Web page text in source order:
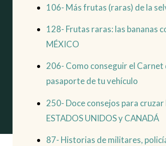
106- Más frutas (raras) de la
128- Frutas raras: las bananas
MÉXICO
206- Como conseguir el Carnet
pasaporte de tu vehículo
250- Doce consejos para
ESTADOS UNIDOS y CANADÁ
87- Historias de militares,